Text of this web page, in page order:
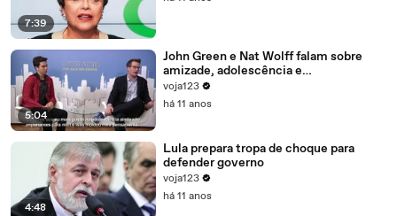
7:39
5:04
John Green e Nat Wolff falam sobre
amizade, adolescência e
amadurecimento
voja123
há 11 anos
4:48
Lula prepara tropa de choque para
defender governo
voja123
há 11 anos